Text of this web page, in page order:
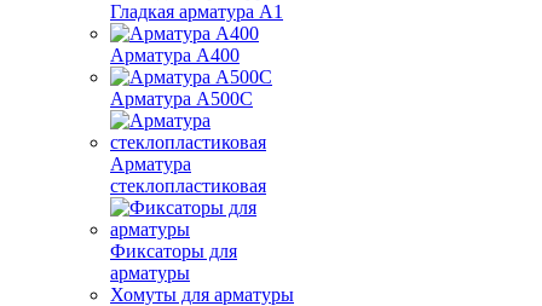
Гладкая арматура А1
Арматура А400
Арматура A500C
Арматура
стеклопластиковая
Фиксаторы для
арматуры
Хомуты для арматуры